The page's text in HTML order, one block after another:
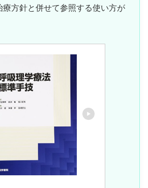
方針と併せて参照する使い方が